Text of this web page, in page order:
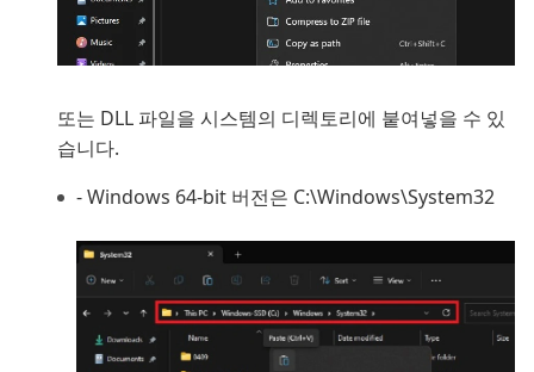
또는 DLL 파일을 시스템의 디렉토리에 붙여넣을 수 있
습니다.
- Windows 64-bit 버전은 C:\Windows\System32